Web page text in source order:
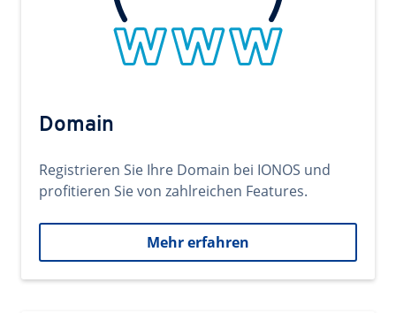
Domain
Registrieren Sie Ihre Domain bei IONOS und
profitieren Sie von zahlreichen Features.
Mehr erfahren